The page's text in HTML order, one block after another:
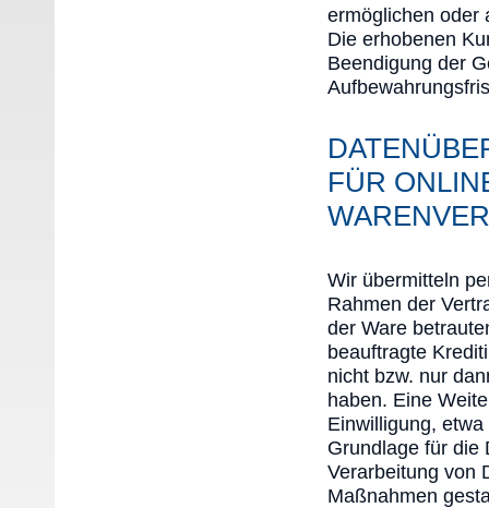
ermöglichen oder
Die erhobenen
Beendigung der
FÜR
Wir übermitteln
Rahmen der
der Ware
beauftragte
nicht bzw. nur
haben. Eine
Einwilligung,
Grundlage für die
Verarbeitung von
Maßnahmen